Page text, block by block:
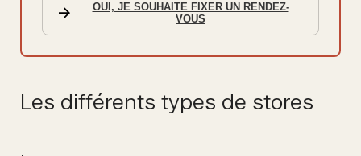
OUI, JE SOUHAITE FIXER UN RENDEZ-
VOUS
Les différents types de stores